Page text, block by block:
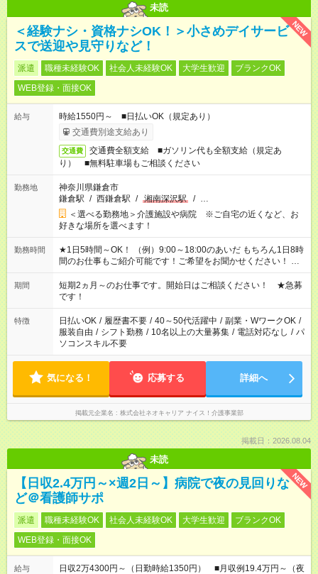
未読
NEW
＜経験ナシ・資格ナシOK！＞小さめデイサービ
スで送迎や見守りなど！
派遣 職種未経験OK 社会人未経験OK 大学生歓迎
ブランクOK
WEB登録・面接OK
給与
時給1550円～ ■日払いOK（規定あり）
交通費別途支給あり
交通費
交通費全額支給 ■ガソリン代も全額支給（規定あ
り） ■無料駐車場もご相談ください
勤務地
神奈川県鎌倉市
鎌倉駅 / 西鎌倉駅 / 湘南深沢駅 / …
＜選べる勤務地＞介護施設や病院 ※ご自宅の近くなど、お
好きな場所を選べます！
勤務時間
★1日5時間～OK！ （例）9:00～18:00のあいだ もちろん1日8時
間のお仕事もご紹介可能です！ご希望をお聞かせください！ ★
家庭の都合でお休みが必要な場合も遠慮なくご相談ください。
※週最低15時間以上の勤務が必要です
期間
短期2ヵ月～のお仕事です。開始日はご相談ください！ ★急募
です！
特徴 日払いOK / 履歴書不要 / 40～50代活躍中 / 副業・WワークOK /
服装自由 / シフト勤務 / 10名以上の大量募集 / 電話対応なし / パ
ソコンスキル不要
気になる！ 応募する 詳細へ
掲載元企業名 株式会社ネオキャリア ナイス！介護事業部
掲載日：2026.08.04
未読
NEW
【日収2.4万円～×週2日～】病院で夜の見回りな
ど＠看護師サポ
派遣 職種未経験OK 社会人未経験OK 大学生歓迎
ブランクOK
WEB登録・面接OK
給与
日収2万4300円～（日勤時給1350円） ■月収例19.4万円～（夜